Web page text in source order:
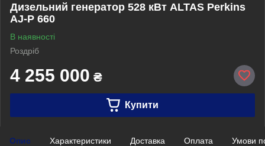
Дизельний генератор 528 кВт ALTAS Perkins
AJ-P 660
В наявності
Роздріб
4 255 000 ₴
Купити
Опис Характеристики Доставка Оплата Умови